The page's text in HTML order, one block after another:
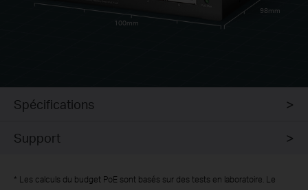
100mm
98mm
Spécifications
Support
* Les calculs du budget PoE sont basés sur des tests en laboratoire. Le